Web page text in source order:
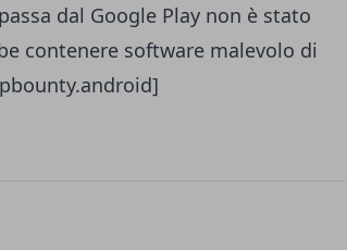
dal Google Play non è stato
contenere software malevolo di